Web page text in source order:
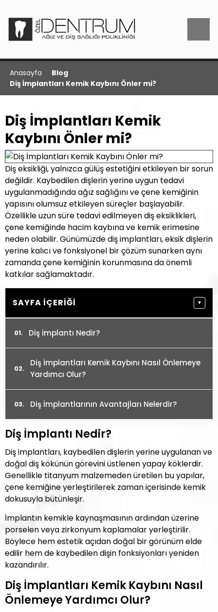
Anasayfa
Blog
Diş İmplantları Kemik Kaybını Önler mi?
Diş İmplantları Kemik
Kaybını Önler mi?
Diş eksikliği, yalnızca gülüş estetiğini etkileyen bir sorun
değildir. Kaybedilen dişlerin yerine uygun tedavi
uygulanmadığında ağız sağlığını ve çene kemiğinin
yapısını olumsuz etkileyen süreçler başlayabilir.
Özellikle uzun süre tedavi edilmeyen diş eksiklikleri,
çene kemiğinde hacim kaybına ve kemik erimesine
neden olabilir. Günümüzde diş implantları, eksik dişlerin
yerine kalıcı ve fonksiyonel bir çözüm sunarken aynı
zamanda çene kemiğinin korunmasına da önemli
katkılar sağlamaktadır.
SAYFA İÇERIĞI ▼
Diş İmplantı Nedir?
Diş İmplantları Kemik Kaybını Nasıl Önlemeye
Yardımcı Olur?
Diş İmplantlarının Avantajları Nelerdir?
Diş İmplantı Nedir?
Diş implantları, kaybedilen dişlerin yerine uygulanan ve
doğal diş kökünün görevini üstlenen yapay köklerdir.
Genellikle titanyum malzemeden üretilen bu yapılar,
çene kemiğine yerleştirilerek zaman içerisinde kemik
dokusuyla bütünleşir.
İmplantın kemikle kaynaşmasının ardından üzerine
porselen veya zirkonyum kaplamalar yerleştirilir.
Böylece hem estetik açıdan doğal bir görünüm elde
edilir hem de kaybedilen dişin fonksiyonları yeniden
kazandırılır.
Diş İmplantları Kemik Kaybını Nasıl
Önlemeye Yardımcı Olur?